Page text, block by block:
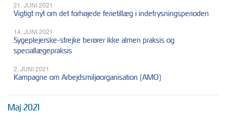
21. JUNI 2021
Vigtigt nyt om det forhøjede ferietillæg i indefrysningsperioden
14. JUNI 2021
Sygeplejerske-strejke berører ikke almen praksis og
speciallægepraksis
2. JUNI 2021
Kampagne om Arbejdsmiljøorganisation (AMO)
Maj 2021